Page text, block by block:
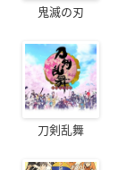
鬼滅の刃
刀剣乱舞